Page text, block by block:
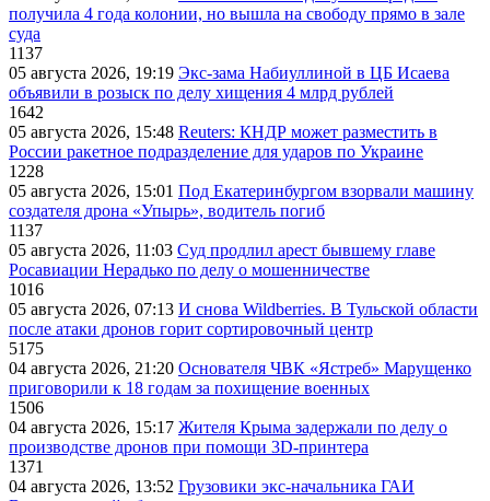
получила 4 года колонии, но вышла на свободу прямо в зале
суда
1137
05 августа 2026, 19:19 Экс-зама Набиуллиной в ЦБ Исаева
объявили в розыск по делу хищения 4 млрд рублей
1642
05 августа 2026, 15:48 Reuters: КНДР может разместить в
России ракетное подразделение для ударов по Украине
1228
05 августа 2026, 15:01 Под Екатеринбургом взорвали машину
создателя дрона «Упырь», водитель погиб
1137
05 августа 2026, 11:03 Суд продлил арест бывшему главе
Росавиации Нерадько по делу о мошенничестве
1016
05 августа 2026, 07:13 И снова Wildberries. В Тульской области
после атаки дронов горит сортировочный центр
5175
04 августа 2026, 21:20 Основателя ЧВК «Ястреб» Марущенко
приговорили к 18 годам за похищение военных
1506
04 августа 2026, 15:17 Жителя Крыма задержали по делу о
производстве дронов при помощи 3D‑принтера
1371
04 августа 2026, 13:52 Грузовики экс-начальника ГАИ